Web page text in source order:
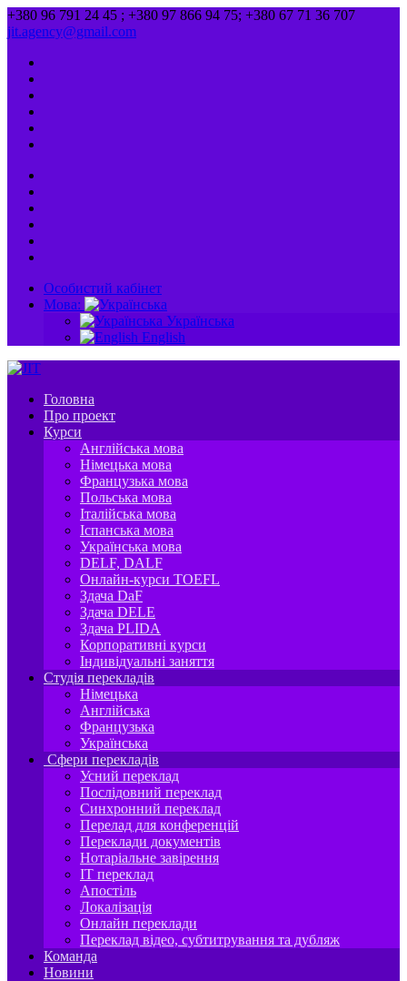
+380 96 791 24 45 ; +380 97 866 94 75; +380 67 71 36 707
jit.agency@gmail.com
Особистий кабінет
Мова:
Українська
English
Головна
Про проект
Курси
Англійська мова
Німецька мова
Французька мова
Польська мова
Італійська мова
Іспанська мова
Українська мова
DELF, DALF
Онлайн-курси TOEFL
Здача DaF
Здача DELE
Здача PLIDA
Корпоративні курси
Індивідуальні заняття
Студія перекладів
Німецька
Англійська
Французька
Українська
Сфери перекладів
Усний переклад
Послідовний переклад
Синхронний переклад
Перелад для конференцій
Переклади документів
Нотаріальне завірення
IT переклад
Апостіль
Локалізація
Онлайн переклади
Переклад відео, субтитрування та дубляж
Команда
Новини